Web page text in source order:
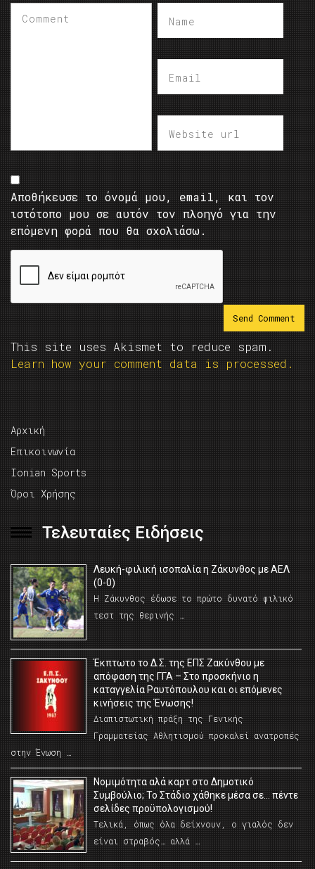
Αποθήκευσε το όνομά μου, email, και τον
ιστότοπο μου σε αυτόν τον πλοηγό για την
επόμενη φορά που θα σχολιάσω.
This site uses Akismet to reduce spam.
Learn how your comment data is processed.
Αρχική
Επικοινωνία
Ionian Sports
Όροι Χρήσης
Τελευταίες Ειδήσεις
Λευκή-φιλική ισοπαλία η Ζάκυνθος με ΑΕΛ
(0-0)
Η Ζάκυνθος έδωσε το πρώτο δυνατό φιλικό
τεστ της θερινής …
Έκπτωτο το Δ.Σ. της ΕΠΣ Ζακύνθου με
απόφαση της ΓΓΑ – Στο προσκήνιο η
καταγγελία Ραυτόπουλου και οι επόμενες
κινήσεις της Ένωσης!
Διαπιστωτική πράξη της Γενικής
Γραμματείας Αθλητισμού προκαλεί ανατροπές
στην Ένωση …
Νομιμότητα αλά καρτ στο Δημοτικό
Συμβούλιο; Το Στάδιο χάθηκε μέσα σε… πέντε
σελίδες προϋπολογισμού!
Τελικά, όπως όλα δείχνουν, ο γιαλός δεν
είναι στραβός… αλλά …